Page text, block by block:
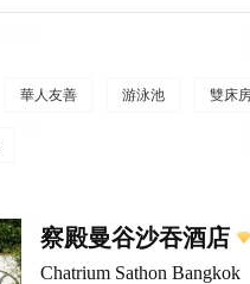
華人友善 游泳池 雙床
察殿曼谷沙吞酒店
Chatrium Sathon Bangkok